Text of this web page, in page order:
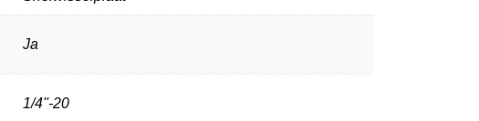
Ja
1/4''-20